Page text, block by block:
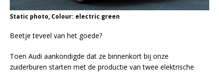
Static photo, Colour: electric green
Beetje teveel van het goede?
Toen Audi aankondigde dat ze binnenkort bij onze
zuiderburen starten met de productie van twee elektrische